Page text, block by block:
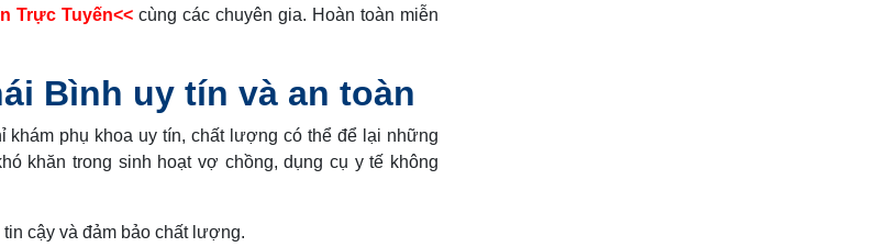
Trực Tuyến<<cùng các chuyên gia. Hoàn toàn miễn
Bình uy tín và an toàn
phụ khoa uy tín, chất lượng có thể để lại những
khăn trong sinh hoạt vợ chồng, dụng cụ y tế không
cậy và đảm bảo chất lượng.